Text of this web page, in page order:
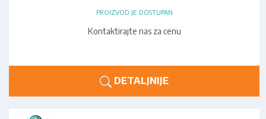
PROIZVOD JE DOSTUPAN
Kontaktirajte nas za cenu
DETALJNIJE